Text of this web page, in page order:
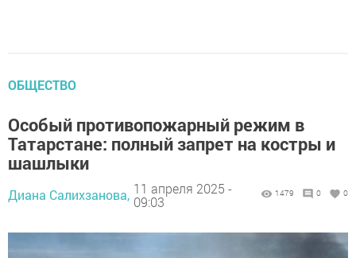
ОБЩЕСТВО
Особый противопожарный режим в
Татарстане: полный запрет на костры и
шашлыки
Диана Салихзанова, 11 апреля 2025 -
09:03
1479 0 0